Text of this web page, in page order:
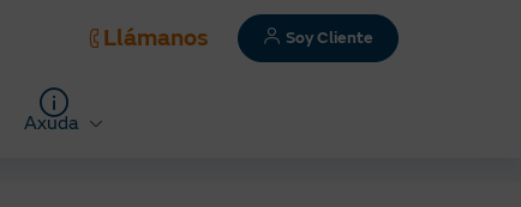
Llámanos Soy Cliente
Axuda